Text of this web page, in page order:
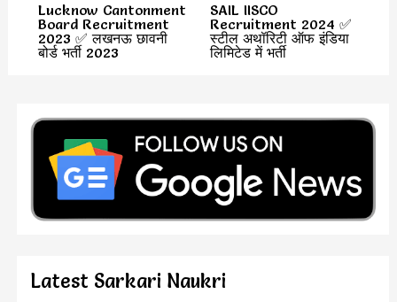
Lucknow Cantonment
Board Recruitment
2023 ✅ लखनऊ छावनी
बोर्ड भर्ती 2023
SAIL IISCO
Recruitment 2024 ✅
स्टील अथॉरिटी ऑफ इंडिया
लिमिटेड में भर्ती
Latest Sarkari Naukri